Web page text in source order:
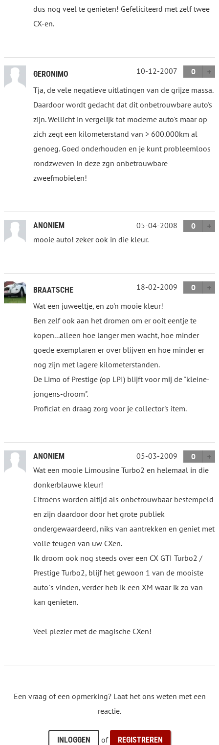
dus nog veel te genieten! Gefeliciteerd met zelf twee
CX-en.
GERONIMO 10-12-2007
0
Tja, de vele negatieve uitlatingen van de grijze massa.
Daardoor wordt gedacht dat dit onbetrouwbare auto's
zijn. Wellicht in vergelijk tot moderne auto's maar op
zich zegt een kilometerstand van > 600.000km al
genoeg. Goed onderhouden en je kunt probleemloos
rondzweven in deze zgn onbetrouwbare
zweefmobielen!
ANONIEM 05-04-2008
0
mooie auto! zeker ook in die kleur.
BRAATSCHE 18-02-2009
0
Wat een juweeltje, en zo'n mooie kleur!
Ben zelf ook aan het dromen om er ooit eentje te
kopen...alleen hoe langer men wacht, hoe minder
goede exemplaren er over blijven en hoe minder er
nog zijn met lagere kilometerstanden.
De Limo of Prestige (op LPI) blijft voor mij de "kleine-
jongens-droom".
Proficiat en draag zorg voor je collector's item.
ANONIEM 05-03-2009
0
Wat een mooie Limousine Turbo2 en helemaal in die
donkerblauwe kleur!
Citroëns worden altijd als onbetrouwbaar bestempeld
en zijn daardoor door het grote publiek
ondergewaardeerd, niks van aantrekken en geniet met
volle teugen van uw CXen.
Ik droom ook nog steeds over een CX GTI Turbo2 /
Prestige Turbo2, blijf het gewoon 1 van de mooiste
auto`s vinden, verder heb ik een XM waar ik zo van
kan genieten.
Veel plezier met de magische CXen!
Een vraag of een opmerking? Laat het ons weten met een
reactie.
INLOGGEN of REGISTREREN